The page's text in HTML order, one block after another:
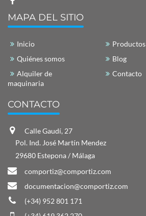
MAPA DEL SITIO
Inicio
Quiénes somos
Alquiler de
maquinaria
Productos
Blog
Contacto
CONTACTO
Calle Gaudí, 27
Pol. Ind. José Martín Mendez
29680 Estepona / Málaga
comportiz@comportiz.com
documentacion@comportiz.com
(+34) 952 801 171